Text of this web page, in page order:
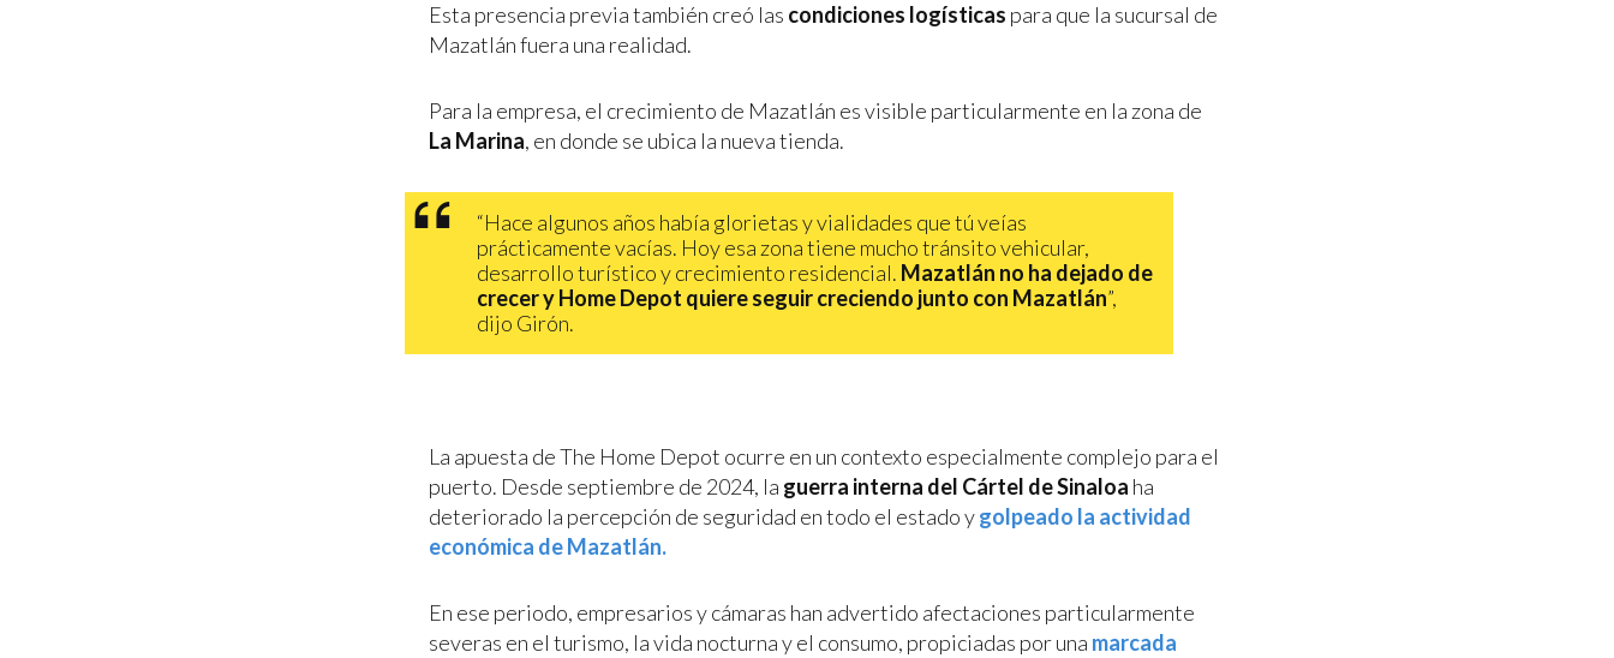
Esta presencia previa también creó las condiciones logísticas para que la sucursal de
Mazatlán fuera una realidad.
Para la empresa, el crecimiento de Mazatlán es visible particularmente en la zona de
La Marina, en donde se ubica la nueva tienda.
“Hace algunos años había glorietas y vialidades que tú veías
prácticamente vacías. Hoy esa zona tiene mucho tránsito vehicular,
desarrollo turístico y crecimiento residencial. Mazatlán no ha dejado de
crecer y Home Depot quiere seguir creciendo junto con Mazatlán”,
dijo Girón.
La apuesta de The Home Depot ocurre en un contexto especialmente complejo para el
puerto. Desde septiembre de 2024, la guerra interna del Cártel de Sinaloa ha
deteriorado la percepción de seguridad en todo el estado ygolpeado la actividad
económica de Mazatlán.
En ese periodo, empresarios y cámaras han advertido afectaciones particularmente
severas en el turismo, la vida nocturna y el consumo, propiciadas por una marcada